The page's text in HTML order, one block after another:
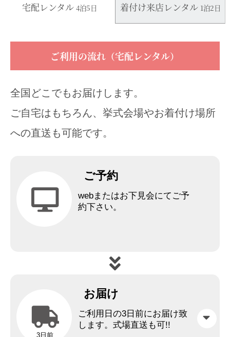
宅配レンタル4泊5日 着付け来店レンタル 1泊2日
ご利用の流れ（宅配レンタル）
全国どこでもお届けします。
ご自宅はもちろん、挙式会場やお着付け場所
への直送も可能です。
ご予約
webまたはお下見会にてご予
約下さい。
お届け
3日前
ご利用日の3日前にお届け致
します。式場直送も可!!